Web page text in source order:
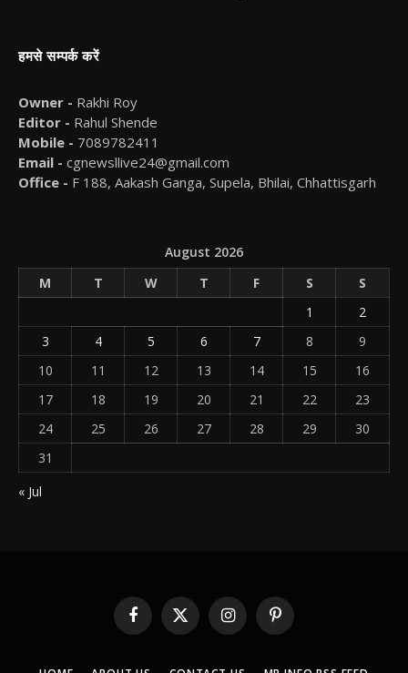
हमसे सम्पर्क करें
Owner - Rakhi Roy
Editor - Rahul Shende
Mobile - 7089782411
Email - cgnewsllive24@gmail.com
Office - F 188, Aakash Ganga, Supela, Bhilai, Chhattisgarh
August 2026
M
T W T F S
S
1
2
3
4 5 6 7 8
9
10
11 12 13 14 15
16
17
18 19 20 21 22
23
24
25 26 27 28 29
30
31
« Jul
Facebook
X
(Twitter)
InstagramPinterest